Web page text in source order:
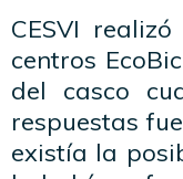
CESVI
centros
del casco
respuestas
existía la